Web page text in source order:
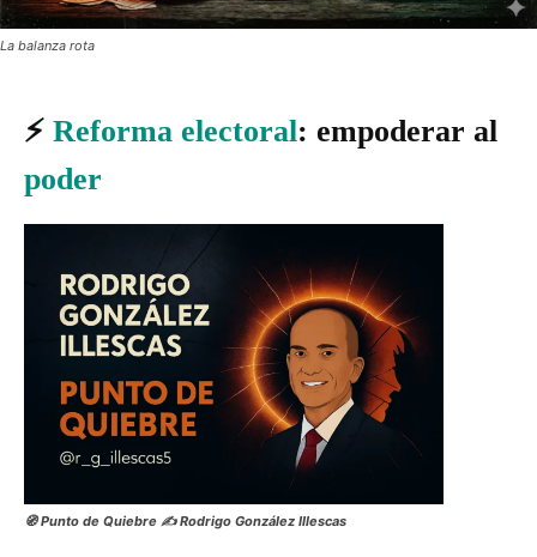
La balanza rota
⚡ Reforma electoral: empoderar al
poder
🧭 Punto de Quiebre ✍️ Rodrigo González Illescas